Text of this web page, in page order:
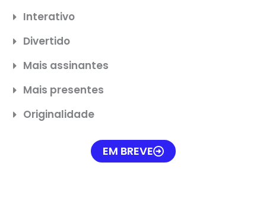
Interativo
Divertido
Mais assinantes
Mais presentes
Originalidade
EM BREVE